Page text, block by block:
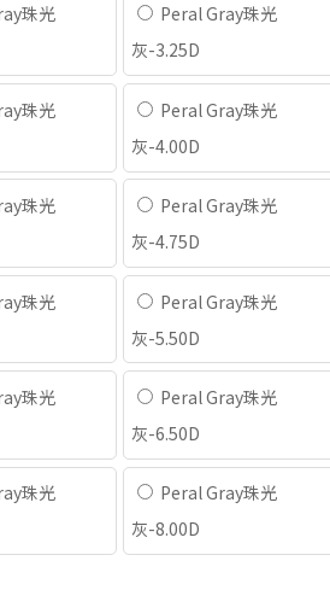
珠光
Peral Gray珠光
灰-3.25D
珠光
Peral Gray珠光
灰-4.00D
珠光
Peral Gray珠光
灰-4.75D
珠光
Peral Gray珠光
灰-5.50D
珠光
Peral Gray珠光
灰-6.50D
珠光
Peral Gray珠光
灰-8.00D